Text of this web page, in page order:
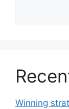
Winning